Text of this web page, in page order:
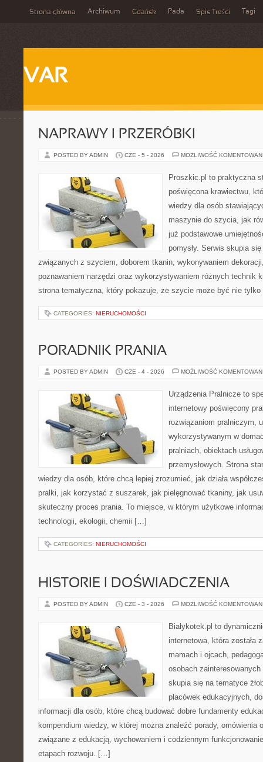
Strona główna Archiwum Gdańsk Pada Spis Treści Tagi
VAR
NAPRAWY I PRZERÓBKI
POSTED BY ADMIN CZE - 5 - 2026 MOŻLIWOŚĆ
Proszkic.pl to praktyczna
poświęcona krawiectwu,
wiedzy dla osób
maszynie do szycia, jak
już podstawowe
pomysły. Serwis skupia
związanych z szyciem, doborem tkanin, wykonywaniem
poznawaniem narzędzi oraz wykorzystywaniem różnych technik
strona tematyczna, który pokazuje, że szycie może być nie
CATEGORIES: NIERUCHOMOŚCI
PORADNIK PRANIA
POSTED BY ADMIN CZE - 4 - 2026 MOŻLIWOŚĆ
Urządzenia Pralnicze to
internetowy poświęcony
rozwiązaniom pralniczym,
wykorzystywanym w
pralniach, obiektach
przemysłowych. Strona
wiedzy dla osób, które chcą lepiej zrozumieć, jak działa
pralki, jak korzystać z suszarek, jak pielęgnować tkaniny, jak
skuteczny proces prania. To miejsce, w którym użytkowe
technologii, ekologii, chemii […]
CATEGORIES: NIERUCHOMOŚCI
HISTORIE I DOŚWIADCZENIA
POSTED BY ADMIN CZE - 3 - 2026 MOŻLIWOŚĆ
Bialykotek.pl to
internetowa, która została
mamach i ojcach,
osobach
skupia się na tematyce
placówek edukacyjnych,
informacji dla osób, które chcą budować dobre fundamenty
kompendium wiedzy, w której można znaleźć porady, omówienia
związane z edukacją, wychowaniem i codziennym
etapach rozwoju. […]